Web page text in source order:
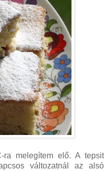
ra melegítem elő. A tepsit
változatnál az alsó